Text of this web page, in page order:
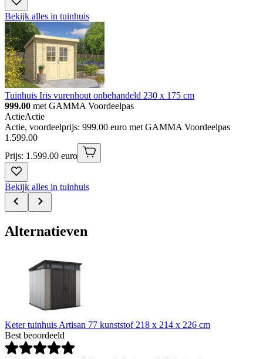
Bekijk alles in tuinhuis
Tuinhuis Iris vurenhout onbehandeld 230 x 175 cm
999.00 met GAMMA Voordeelpas
ActieActie
Actie, voordeelprijs: 999.00 euro met GAMMA Voordeelpas
1 .599.00
Prijs: 1.599.00 euro
Bekijk alles in tuinhuis
Alternatieven
Keter tuinhuis Artisan 77 kunststof 218 x 214 x 226 cm
Best beoordeeld